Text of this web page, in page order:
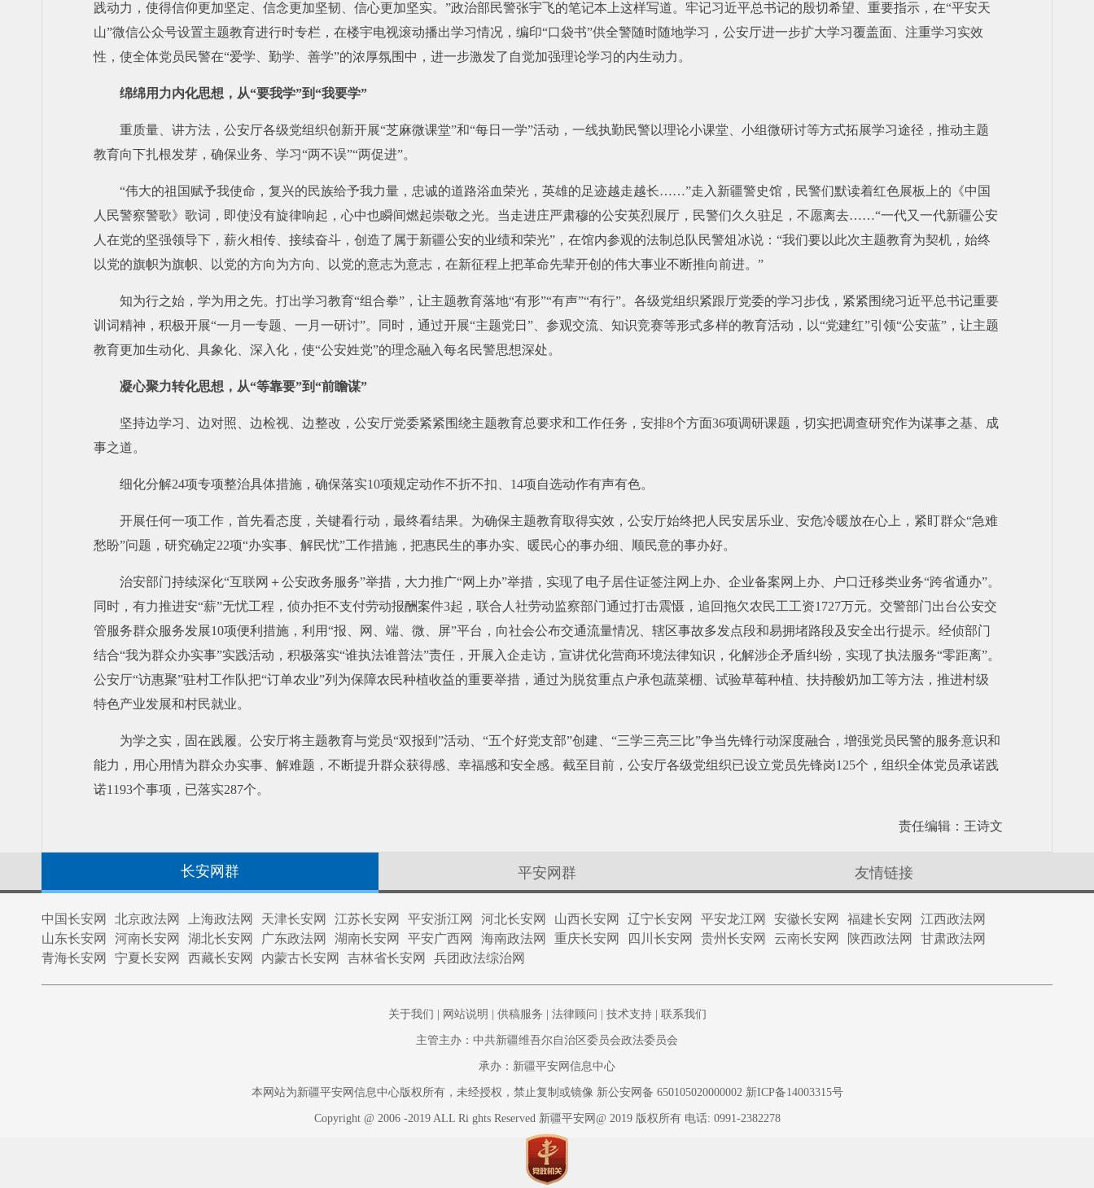
践动力，使得信仰更加坚定、信念更加坚韧、信心更加坚实。”政治部民警张宇飞的笔记本上这样写道。牢记习近平总书记的殷切希望、重要指示，在“平安天
山”微信公众号设置主题教育进行时专栏，在楼宇电视滚动播出学习情况，编印“口袋书”供全警随时随地学习，公安厅进一步扩大学习覆盖面、注重学习实效
性，使全体党员民警在“爱学、勤学、善学”的浓厚氛围中，进一步激发了自觉加强理论学习的内生动力。
绵绵用力内化思想，从“要我学”到“我要学”
重质量、讲方法，公安厅各级党组织创新开展“芝麻微课堂”和“每日一学”活动，一线执勤民警以理论小课堂、小组微研讨等方式拓展学习途径，推动主题
教育向下扎根发芽，确保业务、学习“两不误”“两促进”。
“伟大的祖国赋予我使命，复兴的民族给予我力量，忠诚的道路浴血荣光，英雄的足迹越走越长……”走入新疆警史馆，民警们默读着红色展板上的《中国
人民警察警歌》歌词，即使没有旋律响起，心中也瞬间燃起崇敬之光。当走进庄严肃穆的公安英烈展厅，民警们久久驻足，不愿离去……“一代又一代新疆公安
人在党的坚强领导下，薪火相传、接续奋斗，创造了属于新疆公安的业绩和荣光”，在馆内参观的法制总队民警俎冰说：“我们要以此次主题教育为契机，始终
以党的旗帜为旗帜、以党的方向为方向、以党的意志为意志，在新征程上把革命先辈开创的伟大事业不断推向前进。”
知为行之始，学为用之先。打出学习教育“组合拳”，让主题教育落地“有形”“有声”“有行”。各级党组织紧跟厅党委的学习步伐，紧紧围绕习近平总书记重要
训词精神，积极开展“一月一专题、一月一研讨”。同时，通过开展“主题党日”、参观交流、知识竞赛等形式多样的教育活动，以“党建红”引领“公安蓝”，让主题
教育更加生动化、具象化、深入化，使“公安姓党”的理念融入每名民警思想深处。
凝心聚力转化思想，从“等靠要”到“前瞻谋”
坚持边学习、边对照、边检视、边整改，公安厅党委紧紧围绕主题教育总要求和工作任务，安排8个方面36项调研课题，切实把调查研究作为谋事之基、成
事之道。
细化分解24项专项整治具体措施，确保落实10项规定动作不折不扣、14项自选动作有声有色。
开展任何一项工作，首先看态度，关键看行动，最终看结果。为确保主题教育取得实效，公安厅始终把人民安居乐业、安危冷暖放在心上，紧盯群众“急难
愁盼”问题，研究确定22项“办实事、解民忧”工作措施，把惠民生的事办实、暖民心的事办细、顺民意的事办好。
治安部门持续深化“互联网＋公安政务服务”举措，大力推广“网上办”举措，实现了电子居住证签注网上办、企业备案网上办、户口迁移类业务“跨省通办”。
同时，有力推进安“薪”无忧工程，侦办拒不支付劳动报酬案件3起，联合人社劳动监察部门通过打击震慑，追回拖欠农民工工资1727万元。交警部门出台公安交
管服务群众服务发展10项便利措施，利用“报、网、端、微、屏”平台，向社会公布交通流量情况、辖区事故多发点段和易拥堵路段及安全出行提示。经侦部门
结合“我为群众办实事”实践活动，积极落实“谁执法谁普法”责任，开展入企走访，宣讲优化营商环境法律知识，化解涉企矛盾纠纷，实现了执法服务“零距离”。
公安厅“访惠聚”驻村工作队把“订单农业”列为保障农民种植收益的重要举措，通过为脱贫重点户承包蔬菜棚、试验草莓种植、扶持酸奶加工等方法，推进村级
特色产业发展和村民就业。
为学之实，固在践履。公安厅将主题教育与党员“双报到”活动、“五个好党支部”创建、“三学三亮三比”争当先锋行动深度融合，增强党员民警的服务意识和
能力，用心用情为群众办实事、解难题，不断提升群众获得感、幸福感和安全感。截至目前，公安厅各级党组织已设立党员先锋岗125个，组织全体党员承诺践
诺1193个事项，已落实287个。
责任编辑：王诗文
长安网群
中国长安网 北京政法网 上海政法网 天津长安网 江苏长安网 平安浙江网 河北长安网 山西长安网 辽宁长安网 平安龙江网 安徽长安网 福建长安网
江西政法网
山东长安网
河南长安网 湖北长安网 广东政法网 湖南长安网 平安广西网 海南政法网 重庆长安网 四川长安网 贵州长安网 云南长安网 陕西政法网
甘肃政法网
青海长安网
宁夏长安网 西藏长安网 内蒙古长安网 吉林省长安网 兵团政法综治网
平安网群 友情链接
关于我们 网站说明 供稿服务 法律顾问 技术支持| 联系我们
主管主办：中共新疆维吾尔自治区委员会政法委员会
承办：新疆平安网信息中心
本网站为新疆平安网信息中心版权所有，未经授权，禁止复制或镜像 新公安网备 650105020000002 新ICP备14003315号
Copyright @ 2006 -2019 ALL Ri ghts Reserved 新疆平安网@ 2019 版权所有 电话: 0991-2382278